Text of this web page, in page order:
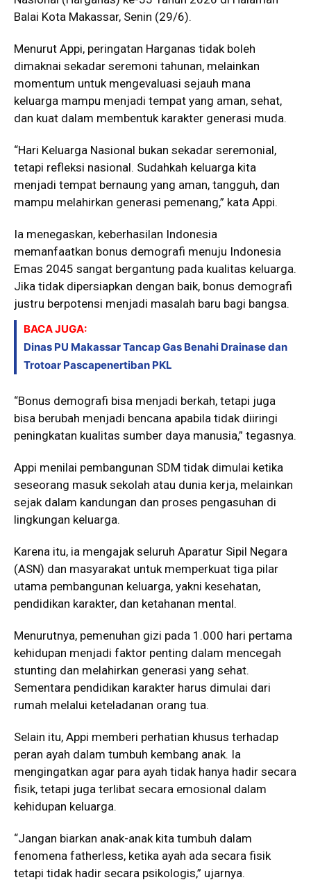
Balai Kota Makassar, Senin (29/6).
Menurut Appi, peringatan Harganas tidak boleh
dimaknai sekadar seremoni tahunan, melainkan
momentum untuk mengevaluasi sejauh mana
keluarga mampu menjadi tempat yang aman, sehat,
dan kuat dalam membentuk karakter generasi muda.
“Hari Keluarga Nasional bukan sekadar seremonial,
tetapi refleksi nasional. Sudahkah keluarga kita
menjadi tempat bernaung yang aman, tangguh, dan
mampu melahirkan generasi pemenang,” kata Appi.
Ia menegaskan, keberhasilan Indonesia
memanfaatkan bonus demografi menuju Indonesia
Emas 2045 sangat bergantung pada kualitas keluarga.
Jika tidak dipersiapkan dengan baik, bonus demografi
justru berpotensi menjadi masalah baru bagi bangsa.
BACA JUGA:
Dinas PU Makassar Tancap Gas Benahi Drainase dan
Trotoar Pascapenertiban PKL
“Bonus demografi bisa menjadi berkah, tetapi juga
bisa berubah menjadi bencana apabila tidak diiringi
peningkatan kualitas sumber daya manusia,” tegasnya.
Appi menilai pembangunan SDM tidak dimulai ketika
seseorang masuk sekolah atau dunia kerja, melainkan
sejak dalam kandungan dan proses pengasuhan di
lingkungan keluarga.
Karena itu, ia mengajak seluruh Aparatur Sipil Negara
(ASN) dan masyarakat untuk memperkuat tiga pilar
utama pembangunan keluarga, yakni kesehatan,
pendidikan karakter, dan ketahanan mental.
Menurutnya, pemenuhan gizi pada 1.000 hari pertama
kehidupan menjadi faktor penting dalam mencegah
stunting dan melahirkan generasi yang sehat.
Sementara pendidikan karakter harus dimulai dari
rumah melalui keteladanan orang tua.
Selain itu, Appi memberi perhatian khusus terhadap
peran ayah dalam tumbuh kembang anak. Ia
mengingatkan agar para ayah tidak hanya hadir secara
fisik, tetapi juga terlibat secara emosional dalam
kehidupan keluarga.
“Jangan biarkan anak-anak kita tumbuh dalam
fenomena fatherless, ketika ayah ada secara fisik
tetapi tidak hadir secara psikologis,” ujarnya.